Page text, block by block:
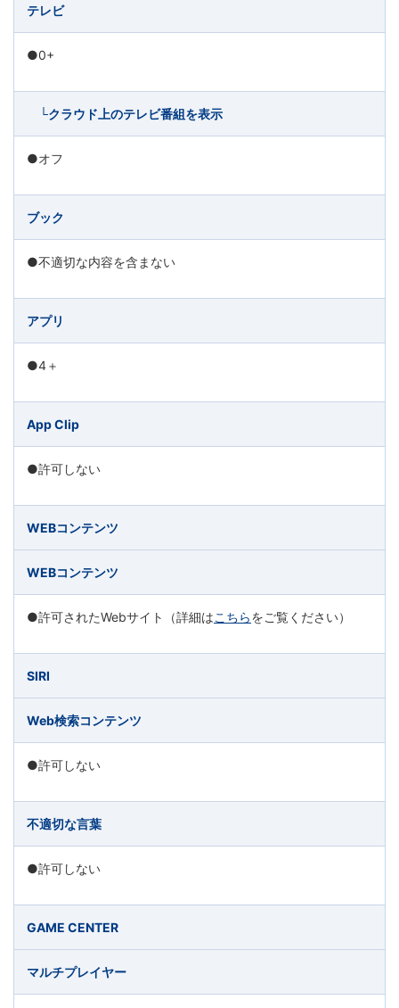
テレビ
●0+
└クラウド上のテレビ番組を表示
●オフ
ブック
●不適切な内容を含まない
アプリ
●4＋
App Clip
●許可しない
WEBコンテンツ
WEBコンテンツ
●許可されたWebサイト（詳細はこちらをご覧ください）
SIRI
Web検索コンテンツ
●許可しない
不適切な言葉
●許可しない
GAME CENTER
マルチプレイヤー